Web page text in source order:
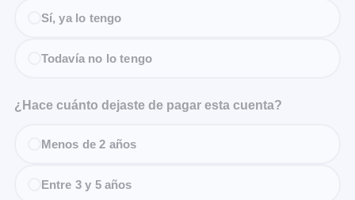
Sí, ya lo tengo
Todavía no lo tengo
¿Hace cuánto dejaste de pagar esta cuenta?
Menos de 2 años
Entre 3 y 5 años